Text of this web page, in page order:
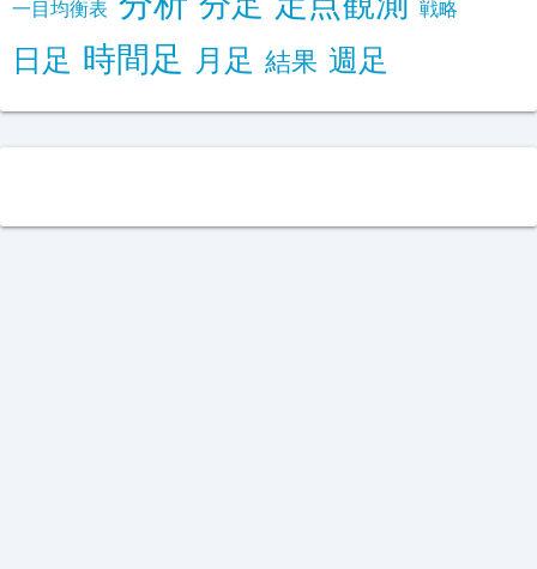
一目均衡表 戦略
日足 時間足 月足 結果 週足